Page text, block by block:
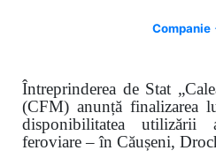
Companie
Întreprinderea de Stat
(CFM) anunță finalizarea
disponibilitatea
feroviare – în Căușeni,